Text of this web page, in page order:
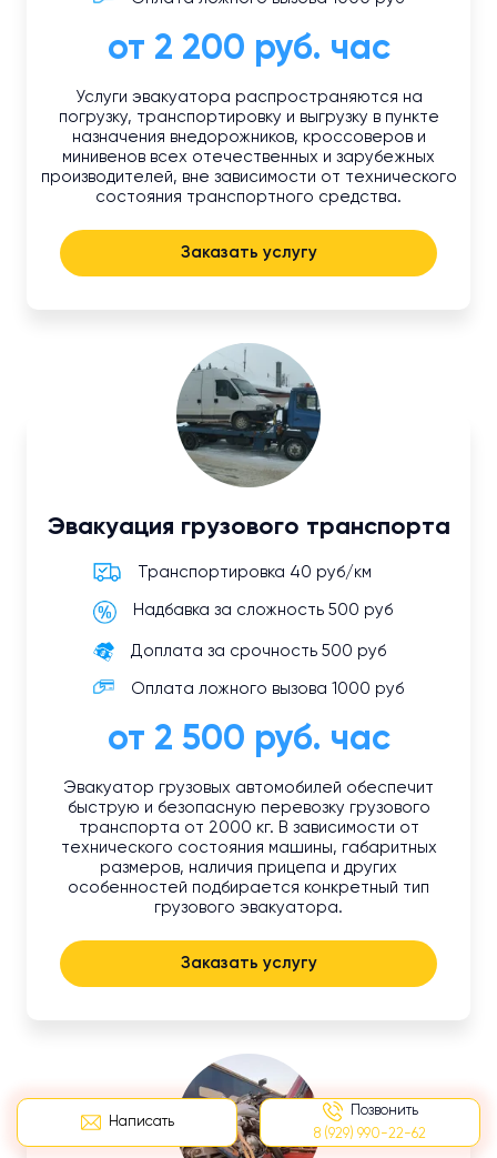
Написать
Позвонить
8 (929) 990-22-62
от 2 200 руб. час
Услуги эвакуатора распространяются на
погрузку, транспортировку и выгрузку в пункте
назначения внедорожников, кроссоверов и
минивенов всех отечественных и зарубежных
производителей, вне зависимости от технического
состояния транспортного средства.
Заказать услугу
Эвакуация грузового транспорта
Транспортировка 40 руб/км
Надбавка за сложность 500 руб
Доплата за срочность 500 руб
Оплата ложного вызова 1000 руб
от 2 500 руб. час
Эвакуатор грузовых автомобилей обеспечит
быструю и безопасную перевозку грузового
транспорта от 2000 кг. В зависимости от
технического состояния машины, габаритных
размеров, наличия прицепа и других
особенностей подбирается конкретный тип
грузового эвакуатора.
Заказать услугу